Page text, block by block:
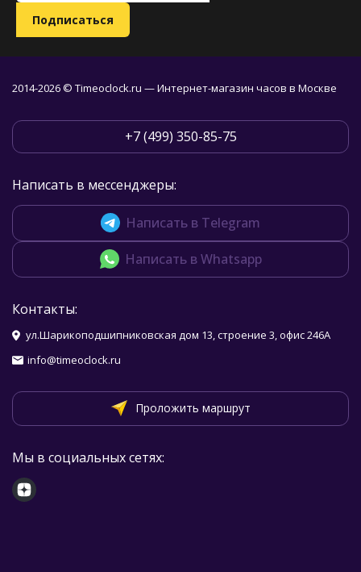
2014-2026 © Timeoclock.ru — Интернет-магазин часов в Москве
+7 (499) 350-85-75
Написать в мессенджеры:
Написать в Telegram
Написать в Whatsapp
Контакты:
ул.Шарикоподшипниковская дом 13, строение 3, офис 246А
info@timeoclock.ru
Проложить маршрут
Мы в социальных сетях: